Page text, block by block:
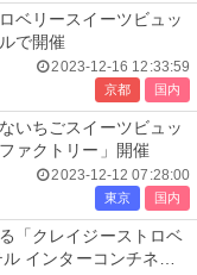
ベリースイーツビュッ
で開催
2023-12-16 12:33:59
京都 国内
いちごスイーツビュッ
ァクトリー」開催
2023-12-12 07:28:00
東京 国内
「クレイジーストロベ
インターコンチネン